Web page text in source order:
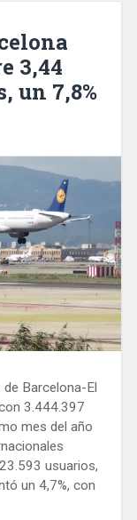
3,44
un 7,8%
Barcelona-El
3.444.397
mes del año
usuarios,
un 4,7%, con